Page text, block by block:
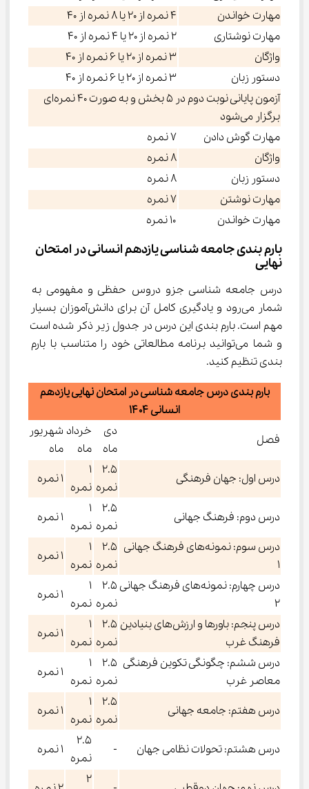
مهارت خواندن
۴ نمره از ۲۰ یا ۸ نمره از ۴۰
مهارت نوشتاری
۲ نمره از ۲۰ یا ۴ نمره از ۴۰
واژگان
۳ نمره از ۲۰ یا ۶ نمره از ۴۰
دستور زبان
۳ نمره از ۲۰ یا ۶ نمره از ۴۰
آزمون پایانی نوبت دوم در ۵ بخش و به صورت ۴۰ نمره‌ای
برگزار می‌شود
مهارت گوش دادن
۷ نمره
واژگان
۸ نمره
دستور زبان
۸ نمره
مهارت نوشتن
۷ نمره
مهارت خواندن
۱۰ نمره
بارم بندی جامعه شناسی یازدهم انسانی در امتحان
نهایی
درس جامعه شناسی جزو دروس حفظی و مفهومی به
شمار می‌رود و یادگیری کامل آن برای دانش‌آموزان بسیار
مهم است. بارم بندی این درس در جدول زیر ذکر شده است
و شما می‌توانید برنامه مطالعاتی خود را متناسب با بارم
بندی تنظیم کنید.
بارم بندی درس جامعه شناسی در امتحان نهایی یازدهم
انسانی ۱۴۰۴
فصل
دی
ماه
خرداد
ماه
شهریور
ماه
درس اول: جهان فرهنگی
۲.۵
نمره
۱
نمره
۱ نمره
درس دوم: فرهنگ جهانی
۲.۵
نمره
۱
نمره
۱ نمره
درس سوم: نمونه‌های فرهنگ جهانی
۱
۲.۵
نمره
۱
نمره
۱ نمره
درس چهارم: نمونه‌های فرهنگ جهانی
۲
۲.۵
نمره
۱
نمره
۱ نمره
درس پنجم: باورها و ارزش‌های بنیادین
فرهنگ غرب
۲.۵
نمره
۱
نمره
۱ نمره
درس ششم: چگونگی تکوین فرهنگی
معاصر غرب
۲.۵
نمره
۱
نمره
۱ نمره
درس هفتم: جامعه جهانی
۲.۵
نمره
۱
نمره
۱ نمره
درس هشتم: تحولات نظامی جهان -
۲.۵
نمره
۱ نمره
۲